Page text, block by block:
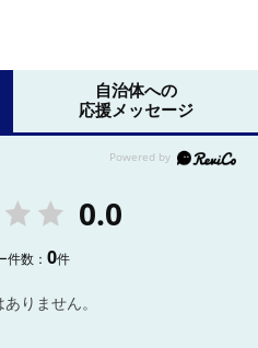
自治体への
応援メッセージ
0.0
件数：0件
りません。